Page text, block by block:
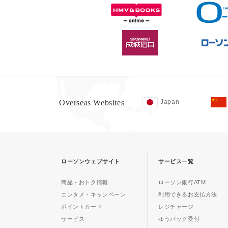
Overseas Websites Japan
ローソンウェブサイト
商品・おトク情報
エンタメ・キャンペーン
ポイントカード
サービス
サービス一覧
ローソン銀行ATM
利用できるお支払方法
レジチャージ
ゆうパック受付